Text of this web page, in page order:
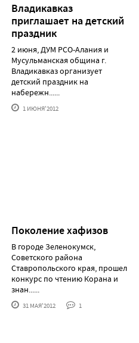
Владикавказ
приглашает на детский
праздник
2 июня, ДУМ РСО-Алания и
Мусульманская община г.
Владикавказ организует
детский праздник на
набережн......
1 ИЮНЯ'2012
Поколение хафизов
В городе Зеленокумск,
Советского района
Ставропольского края, прошел
конкурс по чтению Корана и
знан......
31 МАЯ'2012 1